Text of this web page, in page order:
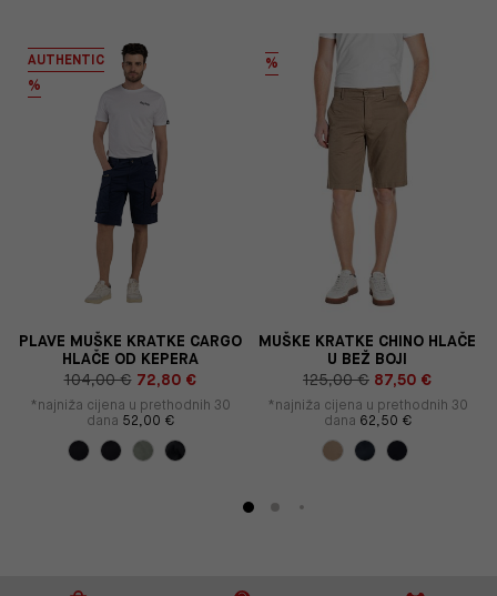
AUTHENTIC
%
PLAVE MUŠKE KRATKE CARGO
HLAČE OD KEPERA
104,00 € 72,80 €
*najniža cijena u prethodnih 30
dana 52,00 €
%
MUŠKE KRATKE CHINO HLAČE
U BEŽ BOJI
125,00 € 87,50 €
*najniža cijena u prethodnih 30
dana 62,50 €